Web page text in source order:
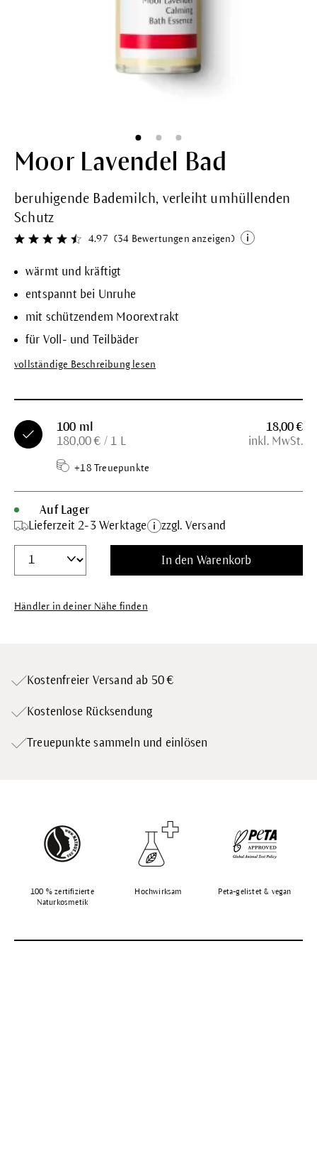
Moor Lavendel Bad
beruhigende Bademilch, verleiht umhüllenden
Schutz
Durchschnittliche Bewertung von 4.9 von 5 Sternen
4.97 (34 Bewertungen anzeigen)
wärmt und kräftigt
entspannt bei Unruhe
mit schützendem Moorextrakt
für Voll- und Teilbäder
vollständige Beschreibung lesen
100 ml
180,00 € / 1 L
+18 Treuepunkte
18,00 €
inkl. MwSt.
Auf Lager
Lieferzeit 2-3 Werktage
zzgl. Versand
In den Warenkorb
Händler in deiner Nähe finden
Kostenfreier Versand ab 50 €
Kostenlose Rücksendung
Treuepunkte sammeln und einlösen
100 % zertifizierte
Naturkosmetik
Hochwirksam Peta-gelistet & vegan